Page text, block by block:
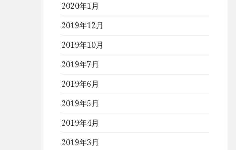
2020年1月
2019年12月
2019年10月
2019年7月
2019年6月
2019年5月
2019年4月
2019年3月